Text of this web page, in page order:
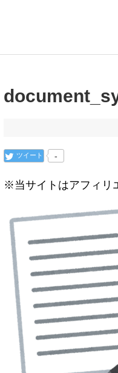
-
ツイート
※当サイトはアフィリ